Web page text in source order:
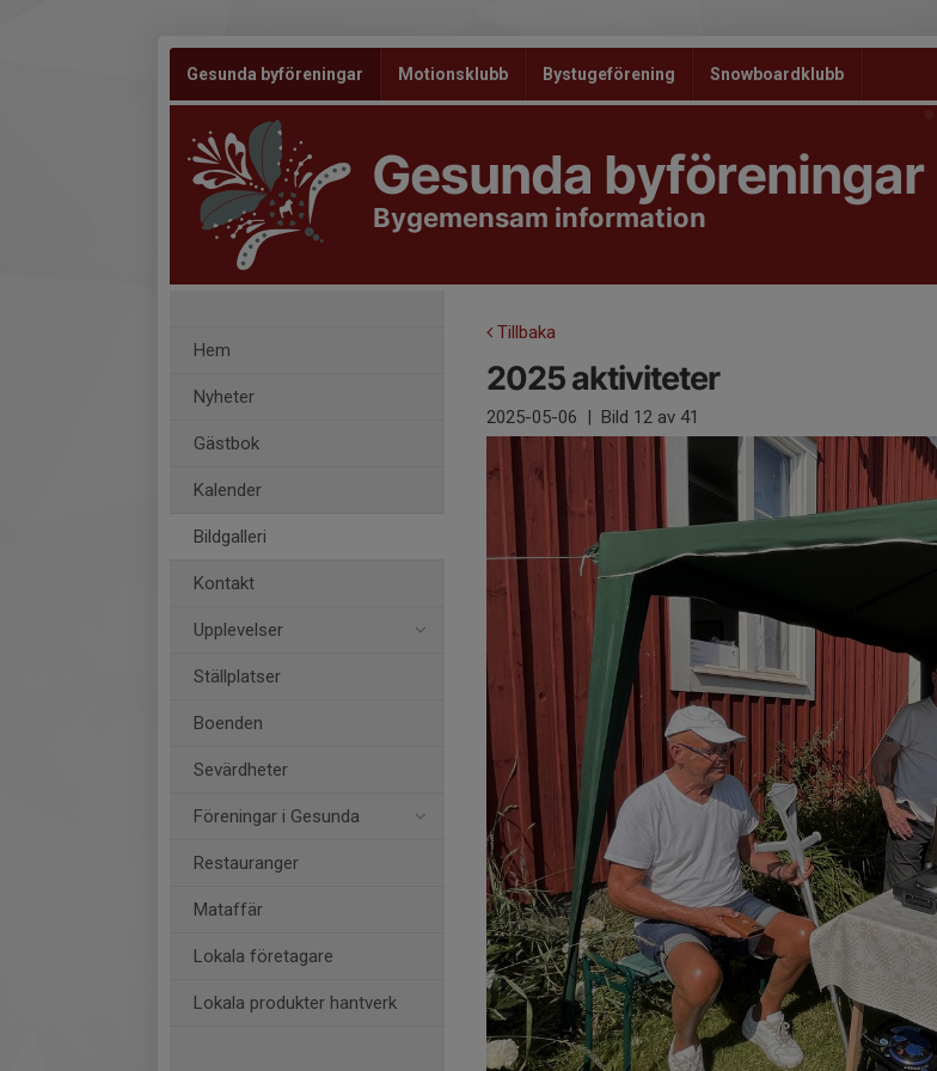
Gesunda byföreningar Motionsklubb Bystugeförening Snowboardklubb
Gesunda byföreningar
Bygemensam information
Hem
Nyheter
Gästbok
Kalender
Bildgalleri
Kontakt
Upplevelser
Ställplatser
Boenden
Sevärdheter
Föreningar i Gesunda
Restauranger
Mataffär
Lokala företagare
Lokala produkter hantverk
Tillbaka
2025 aktiviteter
2025-05-06 | Bild 12 av 41